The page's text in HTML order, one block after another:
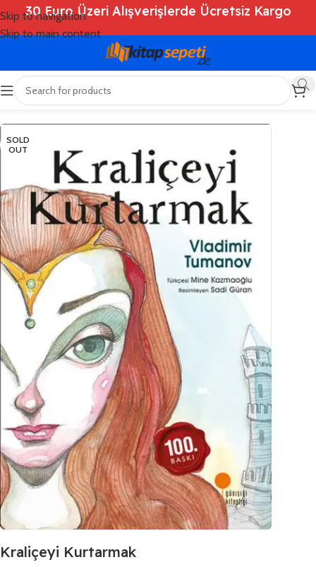
Skip to navigation
Skip to main content
30 Euro Üzeri Alışverişlerde Ücretsiz Kargo
Ana Sayfa Shop
SOLD
OUT
Kraliçeyi Kurtarmak